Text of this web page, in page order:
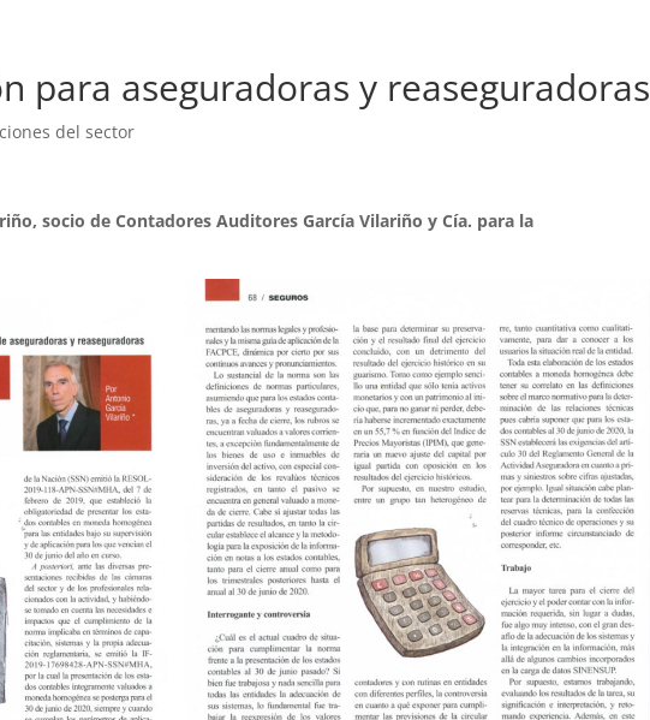
para aseguradoras y reaseguradoras
del sector
socio de Contadores Auditores García Vilariño y Cía. para la